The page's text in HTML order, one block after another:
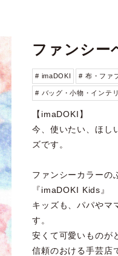
ファンシー
# imaDOKI # 布・ファ
# バッグ・小物・インテ
【imaDOKI】
今、使いたい、ほし
ズです。
ファンシーカラーの
『imaDOKI Kids』
キッズも、パパやマ
す。
安くて可愛いものが
信頼のおける手芸店